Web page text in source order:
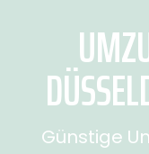
Günstige